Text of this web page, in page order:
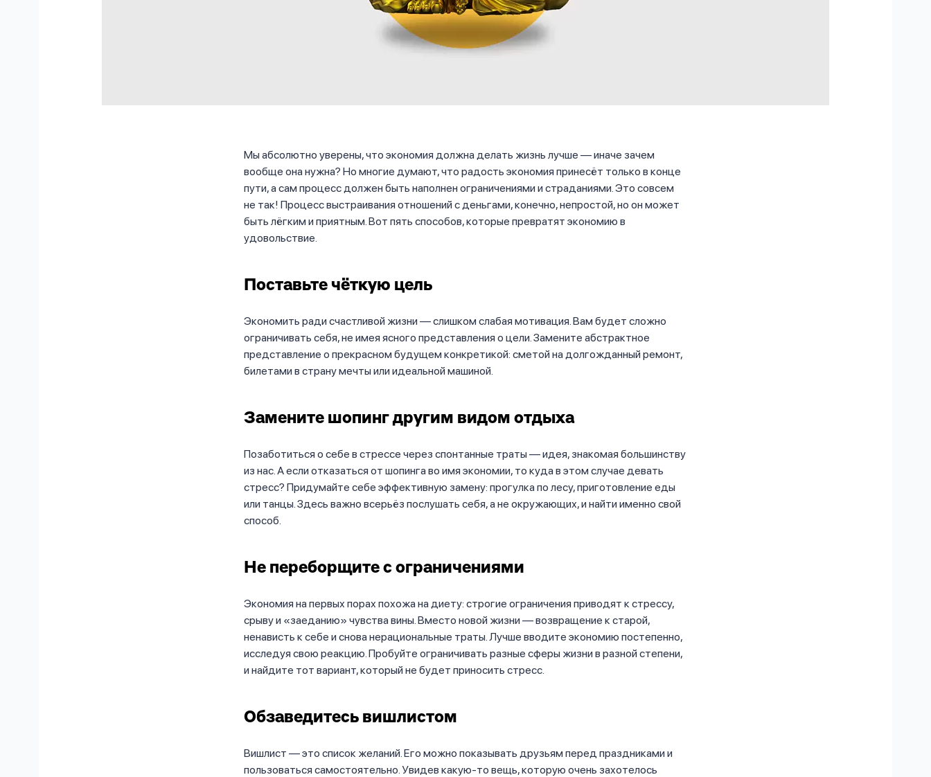
Мы абсолютно уверены, что экономия должна делать жизнь лучше — иначе зачем
вообще она нужна? Но многие думают, что радость экономия принесёт только в конце
пути, а сам процесс должен быть наполнен ограничениями и страданиями. Это совсем
не так! Процесс выстраивания отношений с деньгами, конечно, непростой, но он может
быть лёгким и приятным. Вот пять способов, которые превратят экономию в
удовольствие.
Поставьте чёткую цель
Экономить ради счастливой жизни — слишком слабая мотивация. Вам будет сложно
ограничивать себя, не имея ясного представления о цели. Замените абстрактное
представление о прекрасном будущем конкретикой: сметой на долгожданный ремонт,
билетами в страну мечты или идеальной машиной.
Замените шопинг другим видом отдыха
Позаботиться о себе в стрессе через спонтанные траты — идея, знакомая большинству
из нас. А если отказаться от шопинга во имя экономии, то куда в этом случае девать
стресс? Придумайте себе эффективную замену: прогулка по лесу, приготовление еды
или танцы. Здесь важно всерьёз послушать себя, а не окружающих, и найти именно свой
способ.
Не переборщите с ограничениями
Экономия на первых порах похожа на диету: строгие ограничения приводят к стрессу,
срыву и «заеданию» чувства вины. Вместо новой жизни — возвращение к старой,
ненависть к себе и снова нерациональные траты. Лучше вводите экономию постепенно,
исследуя свою реакцию. Пробуйте ограничивать разные сферы жизни в разной степени,
и найдите тот вариант, который не будет приносить стресс.
Обзаведитесь вишлистом
Вишлист — это список желаний. Его можно показывать друзьям перед праздниками и
пользоваться самостоятельно. Увидев какую-то вещь, которую очень захотелось